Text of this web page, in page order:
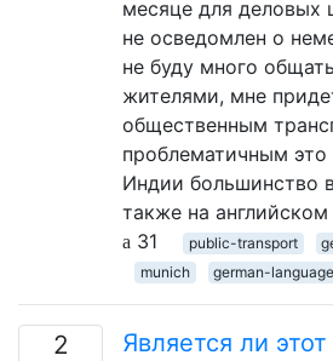
месяце для деловых
не осведомлен о
не буду много
жителями, мне
общественным
проблематичным
Индии большинство
также на
31
public-transport
munich
german-language
2
Является ли